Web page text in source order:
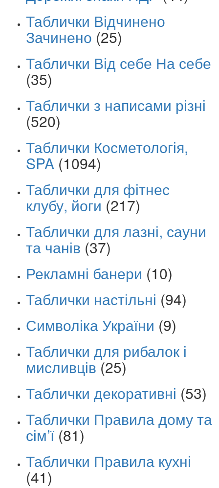
Таблички Відчинено
Зачинено (25)
Таблички Від себе На себе
(35)
Таблички з написами різні
(520)
Таблички Косметологія,
SPA (1094)
Таблички для фітнес
клубу, йоги (217)
Таблички для лазні, сауни
та чанів (37)
Рекламні банери (10)
Таблички настільні (94)
Символіка України (9)
Таблички для рибалок і
мисливців (25)
Таблички декоративні (53)
Таблички Правила дому та
сім’ї (81)
Таблички Правила кухні
(41)